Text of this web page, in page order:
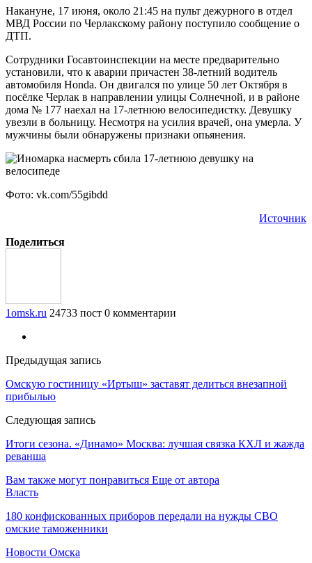
Накануне, 17 июня, около 21:45 на пульт дежурного в отдел
МВД России по Черлакскому району поступило сообщение о
ДТП.
Сотрудники Госавтоинспекции на месте предварительно
установили, что к аварии причастен 38-летний водитель
автомобиля Honda. Он двигался по улице 50 лет Октября в
посёлке Черлак в направлении улицы Солнечной, и в районе
дома № 177 наехал на 17-летнюю велосипедистку. Девушку
увезли в больницу. Несмотря на усилия врачей, она умерла. У
мужчины были обнаружены признаки опьянения.
Фото: vk.com/55gibdd
Источник
Поделиться
1omsk.ru 24733 пост 0 комментарии
Предыдущая запись
Омскую гостиницу «Иртыш» заставят делиться внезапной
прибылью
Следующая запись
Итоги сезона. «Динамо» Москва: лучшая связка КХЛ и жажда
реванша
Вам также могут понравиться Еще от автора
Власть
180 конфискованных приборов передали на нужды СВО
омские таможенники
Новости Омска